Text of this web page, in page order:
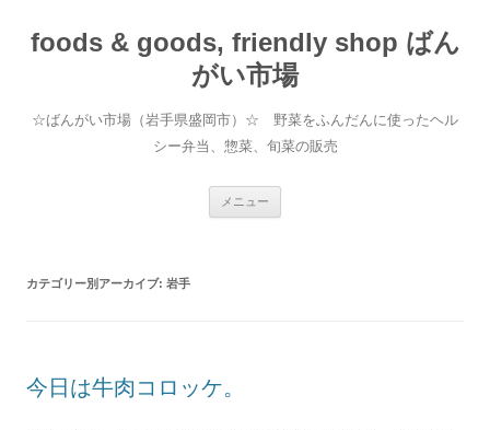
foods & goods, friendly shop ばん
がい市場
☆ばんがい市場（岩手県盛岡市）☆ 野菜をふんだんに使ったヘル
シー弁当、惣菜、旬菜の販売
メニュー
カテゴリー別アーカイブ: 岩手
今日は牛肉コロッケ。